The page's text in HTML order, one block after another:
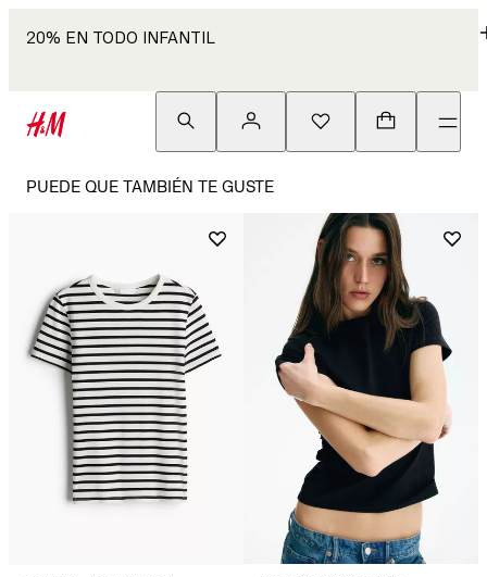
20% EN TODO INFANTIL
PUEDE QUE TAMBIÉN TE GUSTE